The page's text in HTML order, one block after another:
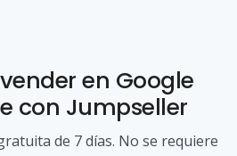
en Google
con Jumpseller
de 7 días. No se requiere